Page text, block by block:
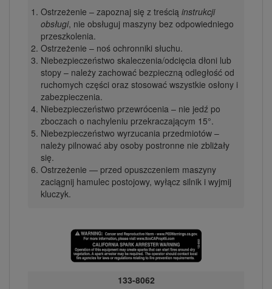
Ostrzeżenie – zapoznaj się z treścią instrukcji
obsługi, nie obsługuj maszyny bez odpowiedniego
przeszkolenia.
Ostrzeżenie – noś ochronniki słuchu.
Niebezpieczeństwo skaleczenia/odcięcia dłoni lub
stopy – należy zachować bezpieczną odległość od
ruchomych części oraz stosować wszystkie osłony i
zabezpieczenia.
Niebezpieczeństwo przewrócenia – nie jedź po
zboczach o nachyleniu przekraczającym 15°.
Niebezpieczeństwo wyrzucania przedmiotów –
należy pilnować aby osoby postronne nie zbliżały
się.
Ostrzeżenie — przed opuszczeniem maszyny
zaciągnij hamulec postojowy, wyłącz silnik i wyjmij
kluczyk.
133-8062